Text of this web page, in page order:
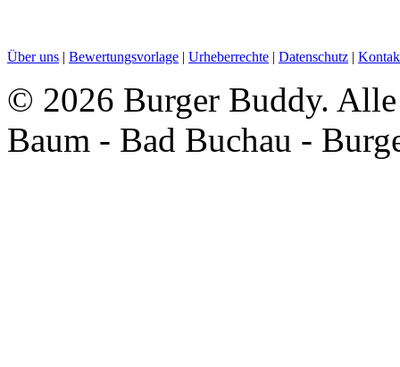
Über uns | Bewertungsvorlage | Urheberrechte | Datenschutz |
© 2026 Burger Buddy.
Baum - Bad Buchau -